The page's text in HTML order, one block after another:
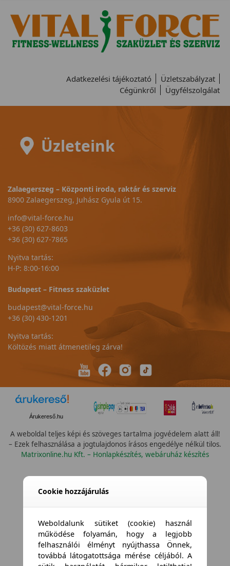
Adatkezelési tájékoztató
Üzletszabályzat
Cégünkről
Ügyfélszolgálat
Üzleteink
Zalaegerszeg – Központi iroda, raktár és szerviz
8900 Zalaegerszeg, Juhász Gyula út 15.
info@vital-force.hu
+36 (30) 627-8603
+36 (30) 627-7865
Nyitva tartás:
H-P: 8:00-16:00
Budapest – Fitness szaküzlet
budapest@vital-force.hu
+36 (30) 430-1201
Nyitva tartás:
Költözés miatt átmenetileg zárva!
Árukereső.hu
A weboldal teljes képi és szöveges tartalma jogvédelem alatt áll!
– Ezek felhasználása a jogtulajdonos írásos engedélye nélkül tilos.
Matrixonline.hu Kft. – Honlapkészítés, webáruház készítés
Cookie hozzájárulás
Weboldalunk sütiket (cookie) használ
működése folyamán, hogy a legjobb
felhasználói élményt nyújthassa Önnek,
továbbá látogatottsága mérése céljából. A
Összes vízállóság